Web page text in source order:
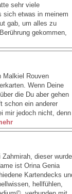
sehr viele
sich etwas in meinem
gab, um alles zu
gekommen,
Malkiel Rouven
Wenn Deine
die Du aber gehen
schon ein anderer
mir jedoch nicht, denn
dieser wurde
ist Orina Genia
Kartendecks
hellfühlen,